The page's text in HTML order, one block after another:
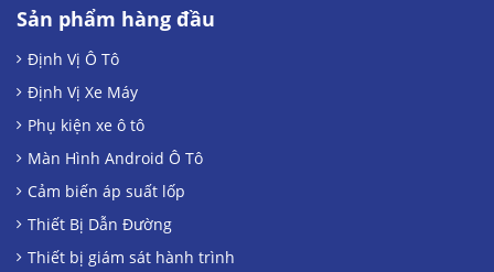
Sản phẩm hàng đầu
Định Vị Ô Tô
Định Vị Xe Máy
Phụ kiện xe ô tô
Màn Hình Android Ô Tô
Cảm biến áp suất lốp
Thiết Bị Dẫn Đường
Thiết bị giám sát hành trình